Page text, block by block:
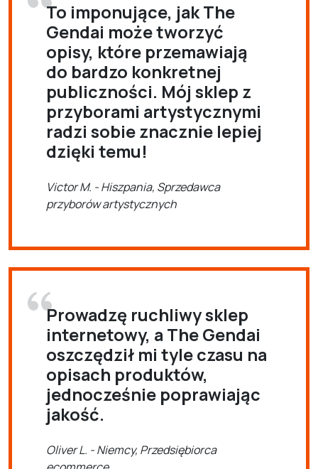
To imponujące, jak The
Gendai może tworzyć
opisy, które przemawiają
do bardzo konkretnej
publiczności. Mój sklep z
przyborami artystycznymi
radzi sobie znacznie lepiej
dzięki temu!
Victor M. - Hiszpania, Sprzedawca
przyborów artystycznych
Prowadzę ruchliwy sklep
internetowy, a The Gendai
oszczędził mi tyle czasu na
opisach produktów,
jednocześnie poprawiając
jakość.
Oliver L. - Niemcy, Przedsiębiorca